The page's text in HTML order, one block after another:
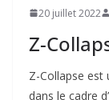
20 juillet 2022
Z-
Z-Collapse est
dans le cadre